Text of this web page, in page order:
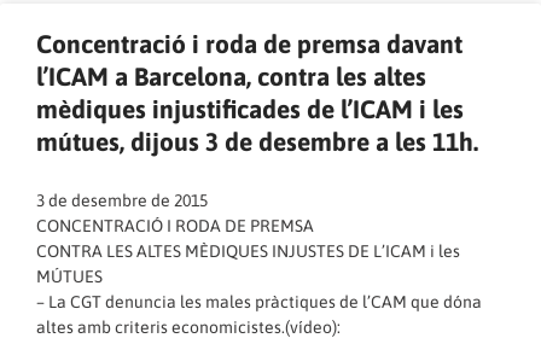
Concentració i roda de premsa davant
l’ICAM a Barcelona, contra les altes
mèdiques injustificades de l’ICAM i les
mútues, dijous 3 de desembre a les 11h.
3 de desembre de 2015
CONCENTRACIÓ I RODA DE PREMSA
CONTRA LES ALTES MÈDIQUES INJUSTES DE L’ICAM i les
MÚTUES
– La CGT denuncia les males pràctiques de l’CAM que dóna
altes amb criteris economicistes.(vídeo):